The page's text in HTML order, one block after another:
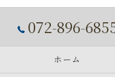
072-896-
ホーム